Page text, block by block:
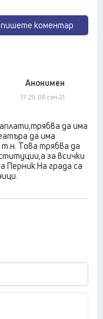
коментар
Анонимен
17:29, 06 сеп 21
да има
да има
Това трябва да
за всички
града са